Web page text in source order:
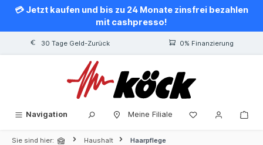
springen
💳 Jetzt kaufen und bis zu 24 Monate zinsfrei bezahlen
mit cashpresso!
30 Tage Geld-Zurück 0% Finanzierung
Navigation Meine Filiale
Sie sind hier: Haushalt Haarpflege